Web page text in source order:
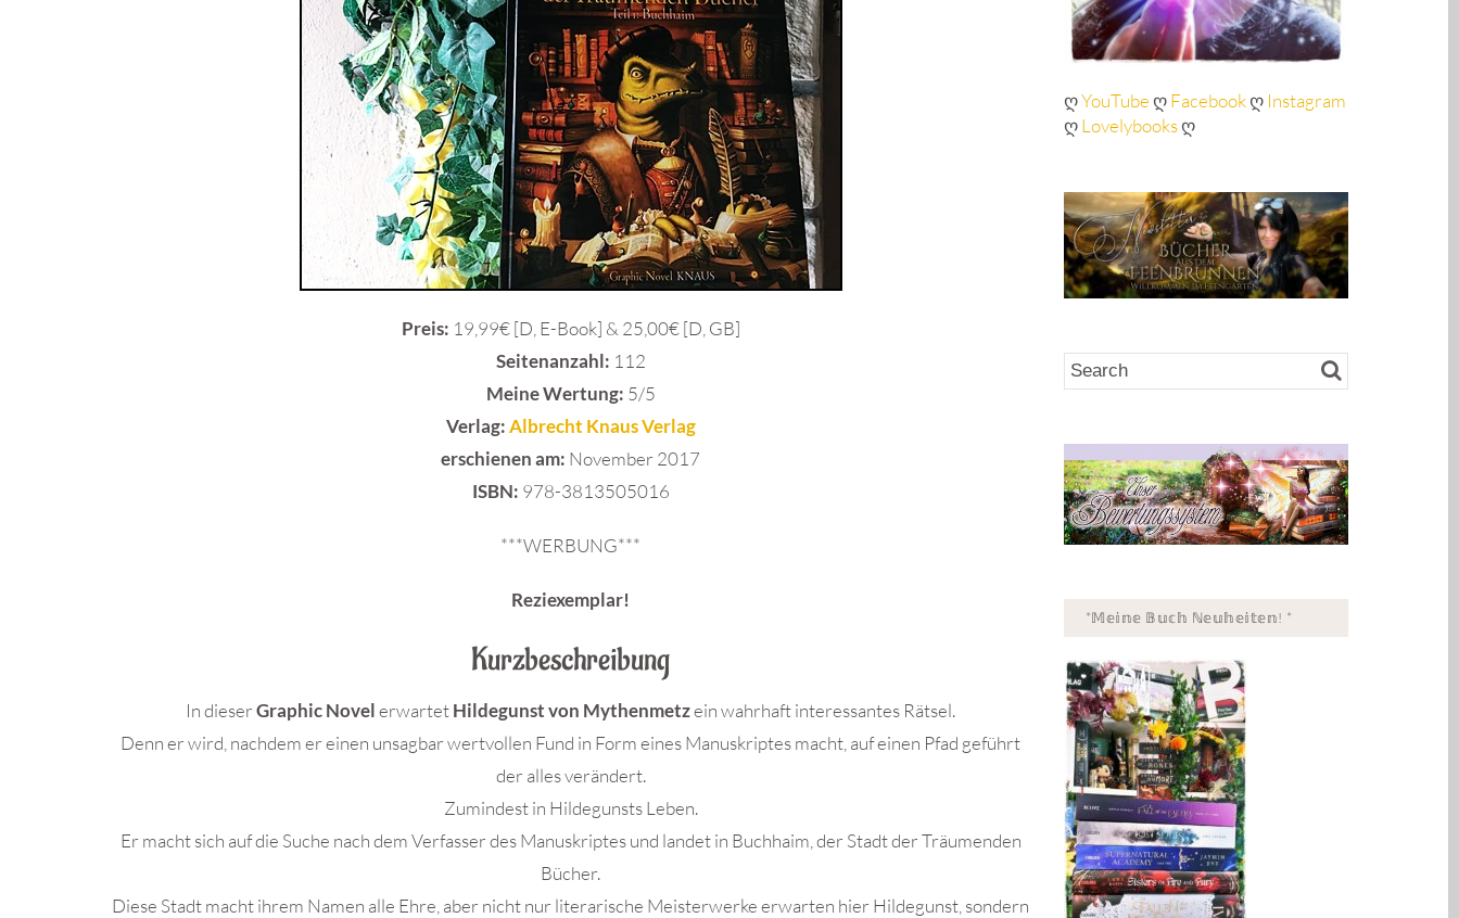
Preis: 19,99€ [D, E-Book] & 25,00€ [D, GB]
Seitenanzahl: 112
Meine Wertung: 5/5
Verlag:Albrecht Knaus Verlag
erschienen am: November 2017
ISBN: 978-3813505016
***WERBUNG***
Reziexemplar!
Kurzbeschreibung
In dieserGraphic NovelerwartetHildegunst von Mythenmetzein wahrhaft interessantes Rätsel.
Denn er wird, nachdem er einen unsagbar wertvollen Fund in Form eines Manuskriptes macht, auf einen Pfad geführt
der alles verändert.
Zumindest in Hildegunsts Leben.
Er macht sich auf die Suche nach dem Verfasser des Manuskriptes und landet in Buchhaim, der Stadt der Träumenden
Bücher.
Diese Stadt macht ihrem Namen alle Ehre, aber nicht nur literarische Meisterwerke erwarten hier Hildegunst, sondern
ღYouTubeღFacebookღ Instagram
ღLovelybooksღ
*𝕄𝕖𝕚𝕟𝕖 𝔹𝕦𝕔𝕙 ℕ𝕖𝕦𝕙𝕖𝕚𝕥𝕖𝕟! *